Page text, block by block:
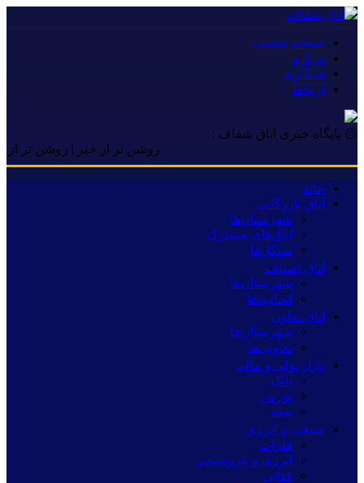
صفحه نخست
درباره
همکاری
ارتباط
۞ پایگاه خبری اتاق شفاف :
روشن تر از خبر | روشن تر از
خانه
اتاق بازرگانی
شهرستان‌ها
اتاق‌های مشترک
تشکل‌ها
اتاق اصناف
شهرستان‌ها
اتحادیه‌ها
اتاق تعاون
شهرستان‌ها
تعاونی‌ها
بازار پولی و مالی
بانک
بورس
بیمه
صنعت و انرژی
فلزات
انرژی و پتروشیمی
غذایی